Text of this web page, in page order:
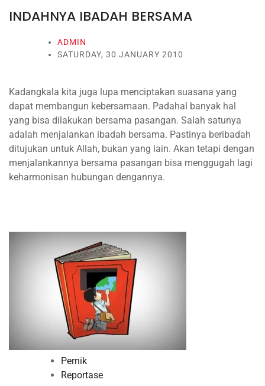
INDAHNYA IBADAH BERSAMA
ADMIN
SATURDAY, 30 JANUARY 2010
Kadangkala kita juga lupa menciptakan suasana yang
dapat membangun kebersamaan. Padahal banyak hal
yang bisa dilakukan bersama pasangan. Salah satunya
adalah menjalankan ibadah bersama. Pastinya beribadah
ditujukan untuk Allah, bukan yang lain. Akan tetapi dengan
menjalankannya bersama pasangan bisa menggugah lagi
keharmonisan hubungan dengannya.
Pernik
Reportase